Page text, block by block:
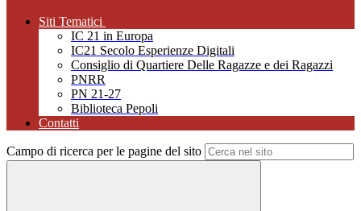
Siti Tematici
IC 21 in Europa
IC21 Secolo Esperienze Digitali
Consiglio di Quartiere Delle Ragazze e dei Ragazzi
PNRR
PN 21-27
Biblioteca Pepoli
Contatti
Campo di ricerca per le pagine del sito